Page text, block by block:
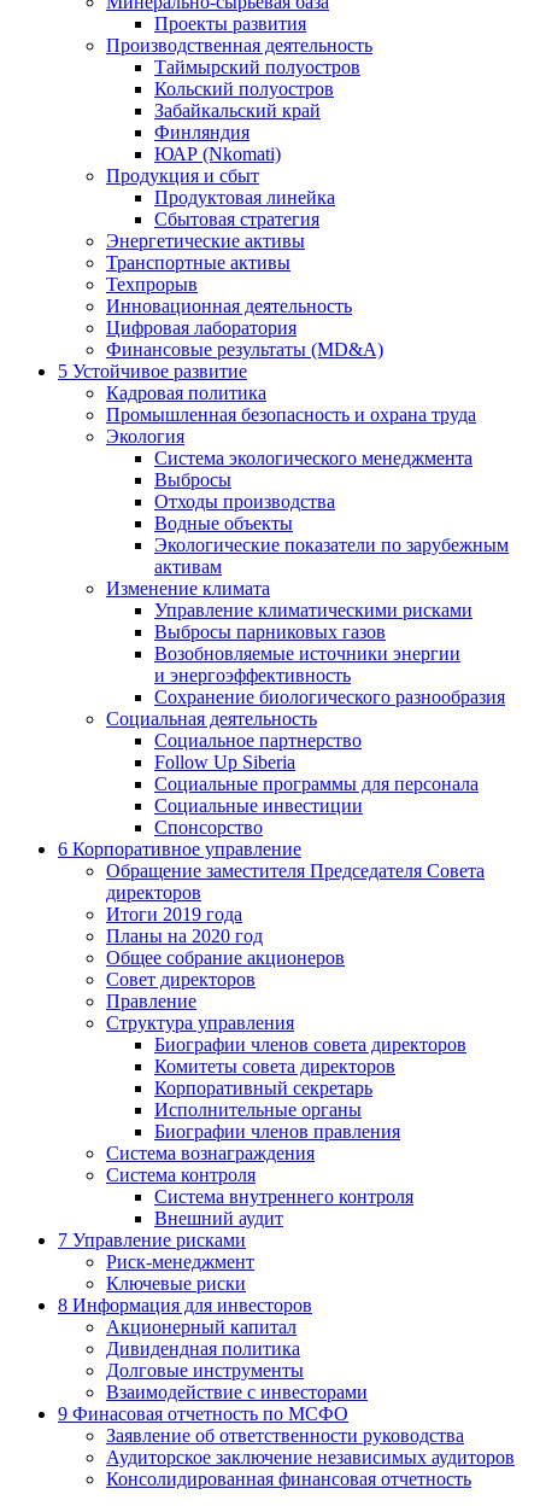
Проекты развития
Производственная деятельность
Таймырский полуостров
Кольский полуостров
Забайкальский край
Финляндия
ЮАР (Nkomati)
Продукция и сбыт
Продуктовая линейка
Сбытовая стратегия
Энергетические активы
Транспортные активы
Техпрорыв
Инновационная деятельность
Цифровая лаборатория
Финансовые результаты (MD&A)
5 Устойчивое развитие
Кадровая политика
Промышленная безопасность и охрана труда
Экология
Система экологического менеджмента
Выбросы
Отходы производства
Водные объекты
Экологические показатели по зарубежным
активам
Изменение климата
Управление климатическими рисками
Выбросы парниковых газов
Возобновляемые источники энергии
и энергоэффективность
Сохранение биологического разнообразия
Социальная деятельность
Социальное партнерство
Follow Up Siberia
Социальные программы для персонала
Социальные инвестиции
Спонсорство
6 Корпоративное управление
Обращение заместителя Председателя Совета
директоров
Итоги 2019 года
Планы на 2020 год
Общее собрание акционеров
Совет директоров
Правление
Структура управления
Биографии членов совета директоров
Комитеты совета директоров
Корпоративный секретарь
Исполнительные органы
Биографии членов правления
Система вознаграждения
Система контроля
Система внутреннего контроля
Внешний аудит
7 Управление рисками
Риск-менеджмент
Ключевые риски
8 Информация для инвесторов
Акционерный капитал
Дивидендная политика
Долговые инструменты
Взаимодействие с инвеcторами
9 Финасовая отчетность по МСФО
Заявление об ответственности руководства
Аудиторское заключение независимых аудиторов
Консолидированная финансовая отчетность